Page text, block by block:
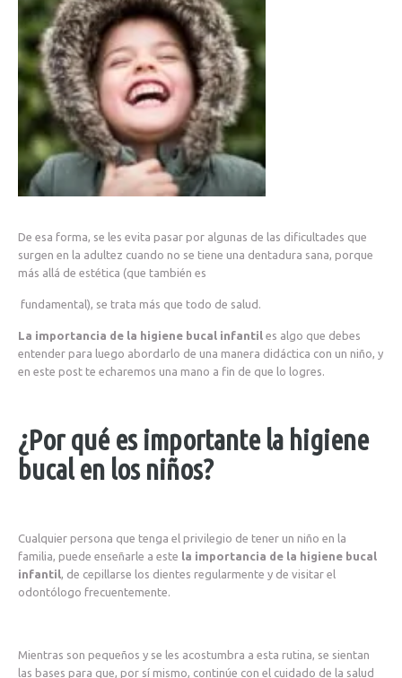
De esa forma, se les evita pasar por algunas de las dificultades que
surgen en la adultez cuando no se tiene una dentadura sana, porque
más allá de estética (que también es
fundamental), se trata más que todo de salud.
La importancia de la higiene bucal infantil es algo que debes
entender para luego abordarlo de una manera didáctica con un niño, y
en este post te echaremos una mano a fin de que lo logres.
¿Por qué es importante la higiene
bucal en los niños?
Cualquier persona que tenga el privilegio de tener un niño en la
familia, puede enseñarle a este la importancia de la higiene bucal
infantil, de cepillarse los dientes regularmente y de visitar el
odontólogo frecuentemente.
Mientras son pequeños y se les acostumbra a esta rutina, se sientan
las bases para que, por sí mismo, continúe con el cuidado de la salud